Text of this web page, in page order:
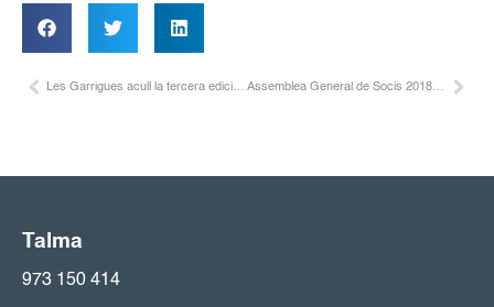
Les Garrigues acull la tercera edició del projecte Creativitat i Salut Mental Assemblea General de Socis 2018 i Diada de Famílies
Talma
973 150 414